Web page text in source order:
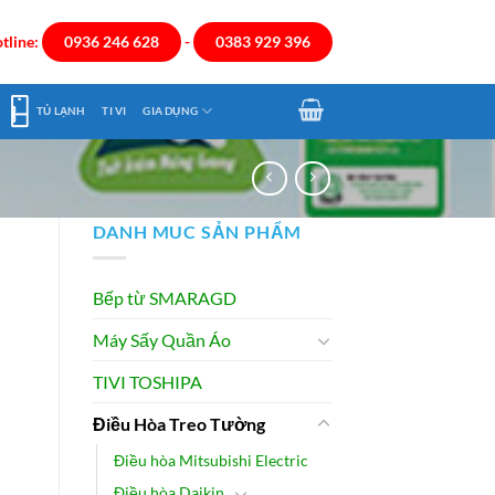
0936 246 628 - 0383 929 396
TỦ LẠNH TI VI GIA DỤNG
DANH MUC SẢN PHẨM
Bếp từ SMARAGD
Máy Sấy Quần Áo
TIVI TOSHIPA
Điều Hòa Treo Tường
Điều hòa Mitsubishi Electric